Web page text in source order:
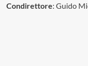
Condirettore: Guido